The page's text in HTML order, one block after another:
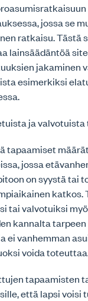
jossa se
ratkaisu. Tästä
lainsäädäntöä
jakaminen
esimerkiksi
ja
tapaamiset
jossa
on syystä tai
katkos.
tai valvotuiksi
kannalta
ei vanhemman
voida
tapaamisten
että lapsi voisi